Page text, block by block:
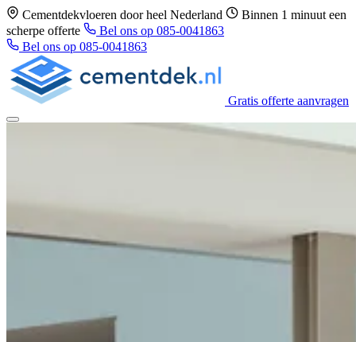
Cementdekvloeren door heel Nederland
Binnen 1 minuut een
scherpe offerte
Bel ons op 085-0041863
Bel ons op 085-0041863
Gratis offerte aanvragen